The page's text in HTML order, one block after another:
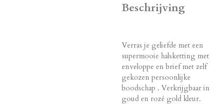
Beschrijving
Verras je geliefde met een
supermooie halsketting met
enveloppe en brief met zelf
gekozen persoonlijke
boodschap . Verkrijgbaar in
goud en rozé gold kleur.